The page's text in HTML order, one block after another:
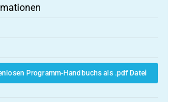
Programm-Handbuchs als .pdf Datei